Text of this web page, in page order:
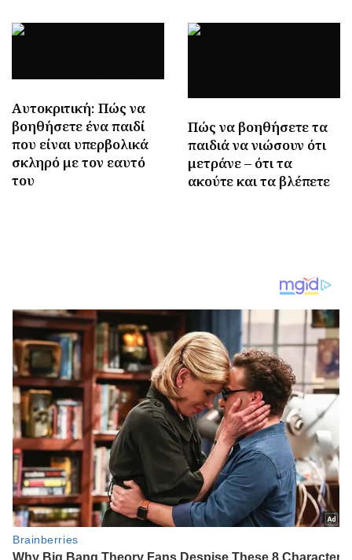
Αυτοκριτική: Πώς να
βοηθήσετε ένα παιδί
που είναι υπερβολικά
σκληρό με τον εαυτό
του
Πώς να βοηθήσετε τα
παιδιά να νιώσουν ότι
μετράνε – ότι τα
ακούτε και τα βλέπετε